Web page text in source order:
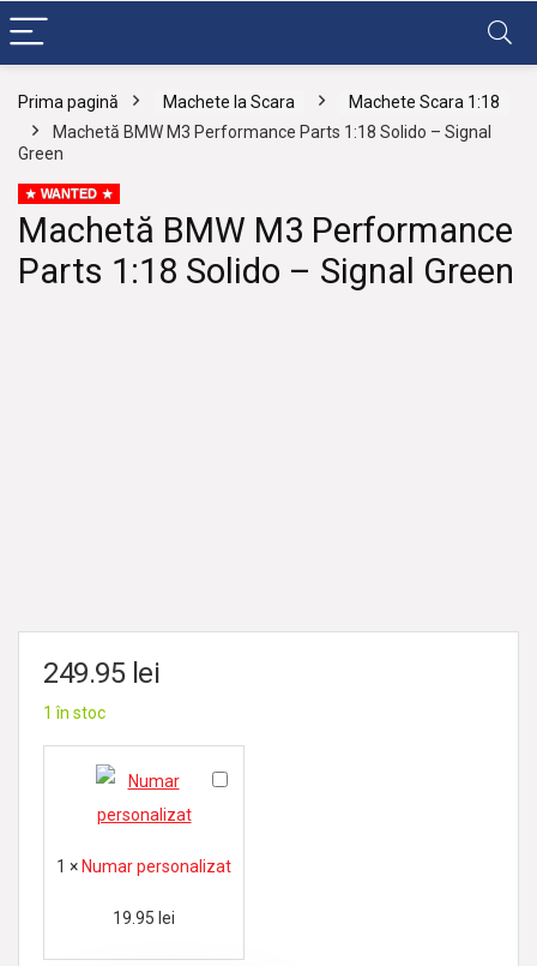
Prima pagină Machete la Scara
Machete Scara 1:18
Machetă BMW M3 Performance Parts 1:18 Solido – Signal
Green
WANTED
Machetă BMW M3 Performance
Parts 1:18 Solido – Signal Green
249.95 lei
1 în stoc
N
1 × Numar personalizat
19.95 lei